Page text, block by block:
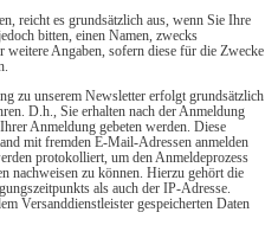
reicht es grundsätzlich aus, wenn Sie Ihre
bitten, einen Namen, zwecks
Angaben, sofern diese für die Zwecke
zu unserem Newsletter erfolgt grundsätzlich
D.h., Sie erhalten nach der Anmeldung
Anmeldung gebeten werden. Diese
mit fremden E-Mail-Adressen anmelden
protokolliert, um den Anmeldeprozess
nachweisen zu können. Hierzu gehört die
als auch der IP-Adresse.
Versanddienstleister gespeicherten Daten